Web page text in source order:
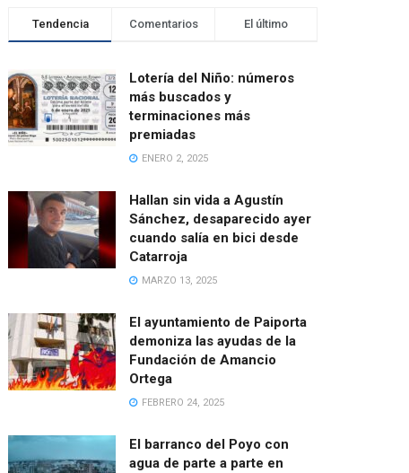
Tendencia Comentarios El último
Lotería del Niño: números
más buscados y
terminaciones más
premiadas
ENERO 2, 2025
Hallan sin vida a Agustín
Sánchez, desaparecido ayer
cuando salía en bici desde
Catarroja
MARZO 13, 2025
El ayuntamiento de Paiporta
demoniza las ayudas de la
Fundación de Amancio
Ortega
FEBRERO 24, 2025
El barranco del Poyo con
agua de parte a parte en